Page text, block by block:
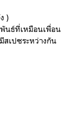
)
นธ์ที่เหมือนเพื่อน
สเปซระหว่างกัน